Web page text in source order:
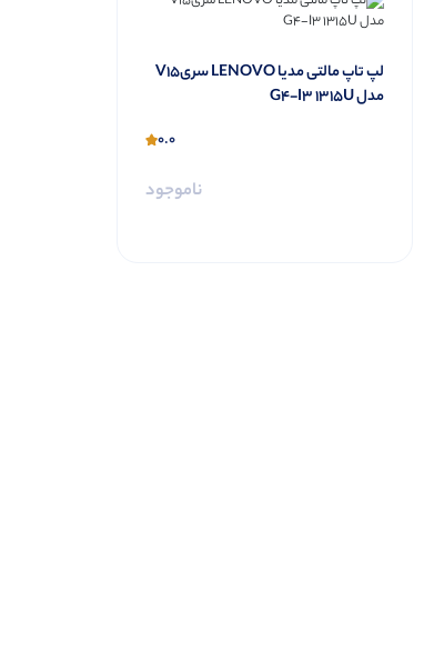
لپ تاپ مالتی مدیا LENOVO سریV15
مدل G4-I3 1315U
0.0
ناموجود